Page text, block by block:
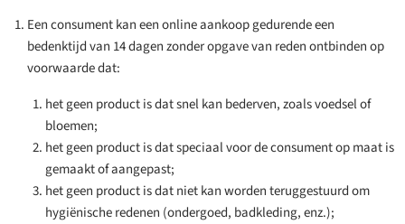
Een consument kan een online aankoop gedurende een
bedenktijd van 14 dagen zonder opgave van reden ontbinden op
voorwaarde dat:
het geen product is dat snel kan bederven, zoals voedsel of
bloemen;
het geen product is dat speciaal voor de consument op maat is
gemaakt of aangepast;
het geen product is dat niet kan worden teruggestuurd om
hygiënische redenen (ondergoed, badkleding, enz.);